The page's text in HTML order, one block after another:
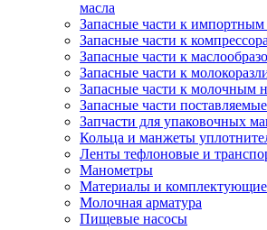
масла
Запасные части к импортным
Запасные части к
Запасные части к
Запасные части к
Запасные части к молочным
Запасные части
Запчасти для упаковочных
Кольца и манжеты
Ленты тефлоновые и
Манометры
Материалы и
Молочная арматура
Пищевые насосы